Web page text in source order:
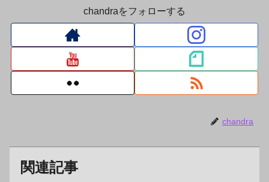
chandraをフォローする
chandra
関連記事